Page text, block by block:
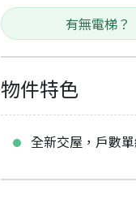
有無電梯？
物件特色
全新交屋，戶數